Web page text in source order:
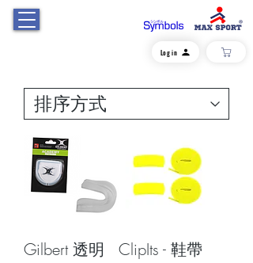
Log in
Gilbert 透明
ClipIts - 鞋帶